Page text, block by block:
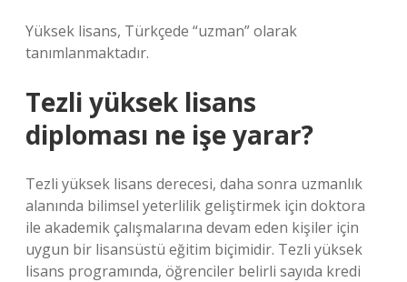
Yüksek lisans, Türkçede “uzman” olarak
tanımlanmaktadır.
Tezli yüksek lisans
diploması ne işe yarar?
Tezli yüksek lisans derecesi, daha sonra uzmanlık
alanında bilimsel yeterlilik geliştirmek için doktora
ile akademik çalışmalarına devam eden kişiler için
uygun bir lisansüstü eğitim biçimidir. Tezli yüksek
lisans programında, öğrenciler belirli sayıda kredi